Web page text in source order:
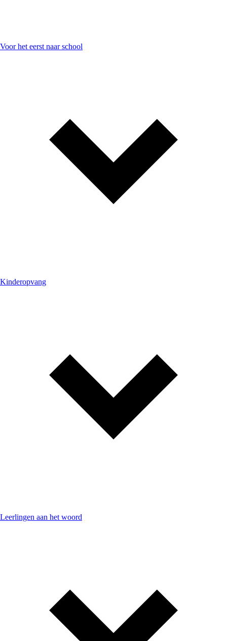
Voor het eerst naar school
Kinderopvang
Leerlingen aan het woord